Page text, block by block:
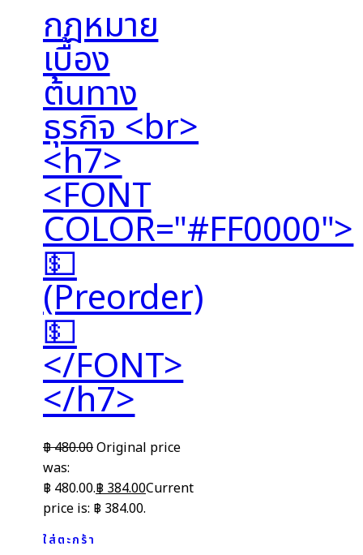
กฎหมาย
เบื้อง
ต้นทาง
ธุรกิจ <br>
<h7>
<FONT
COLOR="#FF0000">
💵
(Preorder)
💵
</FONT>
</h7>
฿480.00Original price
was:
฿ 480.00.฿ 384.00Current
price is: ฿ 384.00.
ใส่ตะกร้า